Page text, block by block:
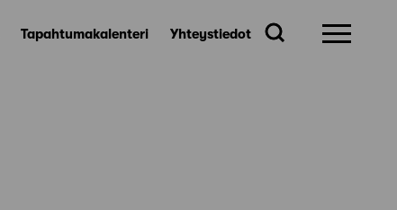
Tapahtumakalenteri Yhteystiedot